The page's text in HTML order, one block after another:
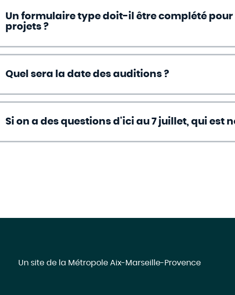
Un formulaire type doit-il être complété
projets ?
Quel sera la date des auditions ?
Si on a des questions d'ici au 7 juillet, qui est
Un site de la Métropole Aix-Marseille-Provence